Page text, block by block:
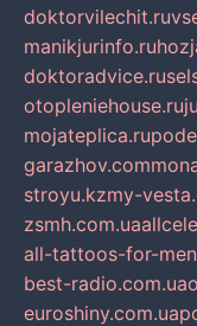
doktorvilechit.ru
manikjurinfo.ru
doktoradvice.ru
otopleniehouse.ru
mojateplica.ru
garazhov.com
stroyu.kzmy-
zsmh.com.ua
all-tattoos-for-
best-radio.com.ua
euroshiny.com.ua